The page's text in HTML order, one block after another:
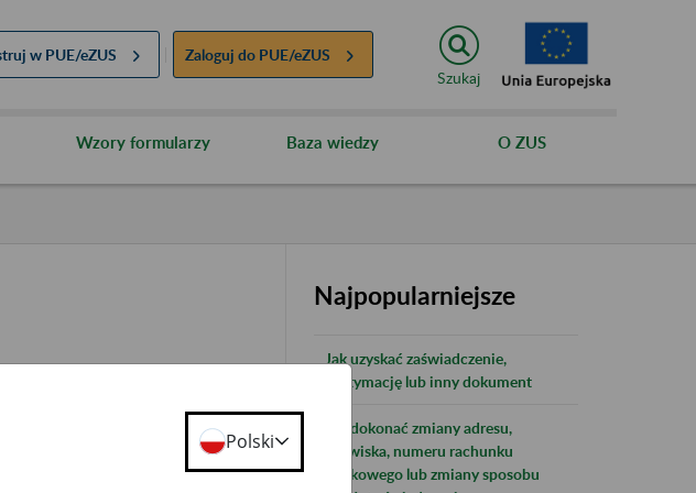
w PUE/eZUS Zaloguj do PUE/eZUS
Szukaj
Wzory formularzy Baza wiedzy O ZUS
Najpopularniejsze
Jak uzyskać zaświadczenie,
legitymację lub inny dokument
Jak dokonać zmiany adresu,
nazwiska, numeru rachunku
bankowego lub zmiany sposobu
Polski